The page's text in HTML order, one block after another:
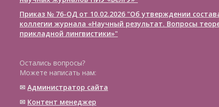
Приказ № 76-ОД от 10.02.2026 "Об утверждении
коллегии журнала «Научный результат. Вопросы
прикладной лингвистики»"
Остались вопросы?
Можете написать нам:
✉ Администратор сайта
✉ Контент менеджер